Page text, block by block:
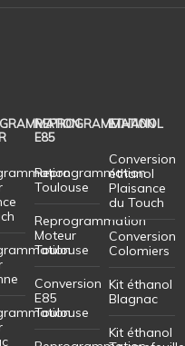
REPROGRAMMATION
E85
Reprogrammation
Toulouse
Reprogrammation
Moteur
Toulouse
Conversion
E85
Toulouse
ETHANOL
Conversion
éthanol
Plaisance
du Touch
Conversion
Colomiers
Kit éthanol
Blagnac
Kit éthanol